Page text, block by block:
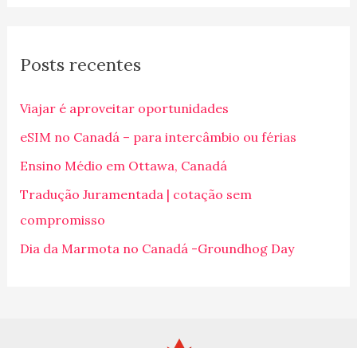
u
s
a
r
p
o
r
Posts recentes
Viajar é aproveitar oportunidades
eSIM no Canadá – para intercâmbio ou férias
Ensino Médio em Ottawa, Canadá
Tradução Juramentada | cotação sem
compromisso
Dia da Marmota no Canadá -Groundhog Day